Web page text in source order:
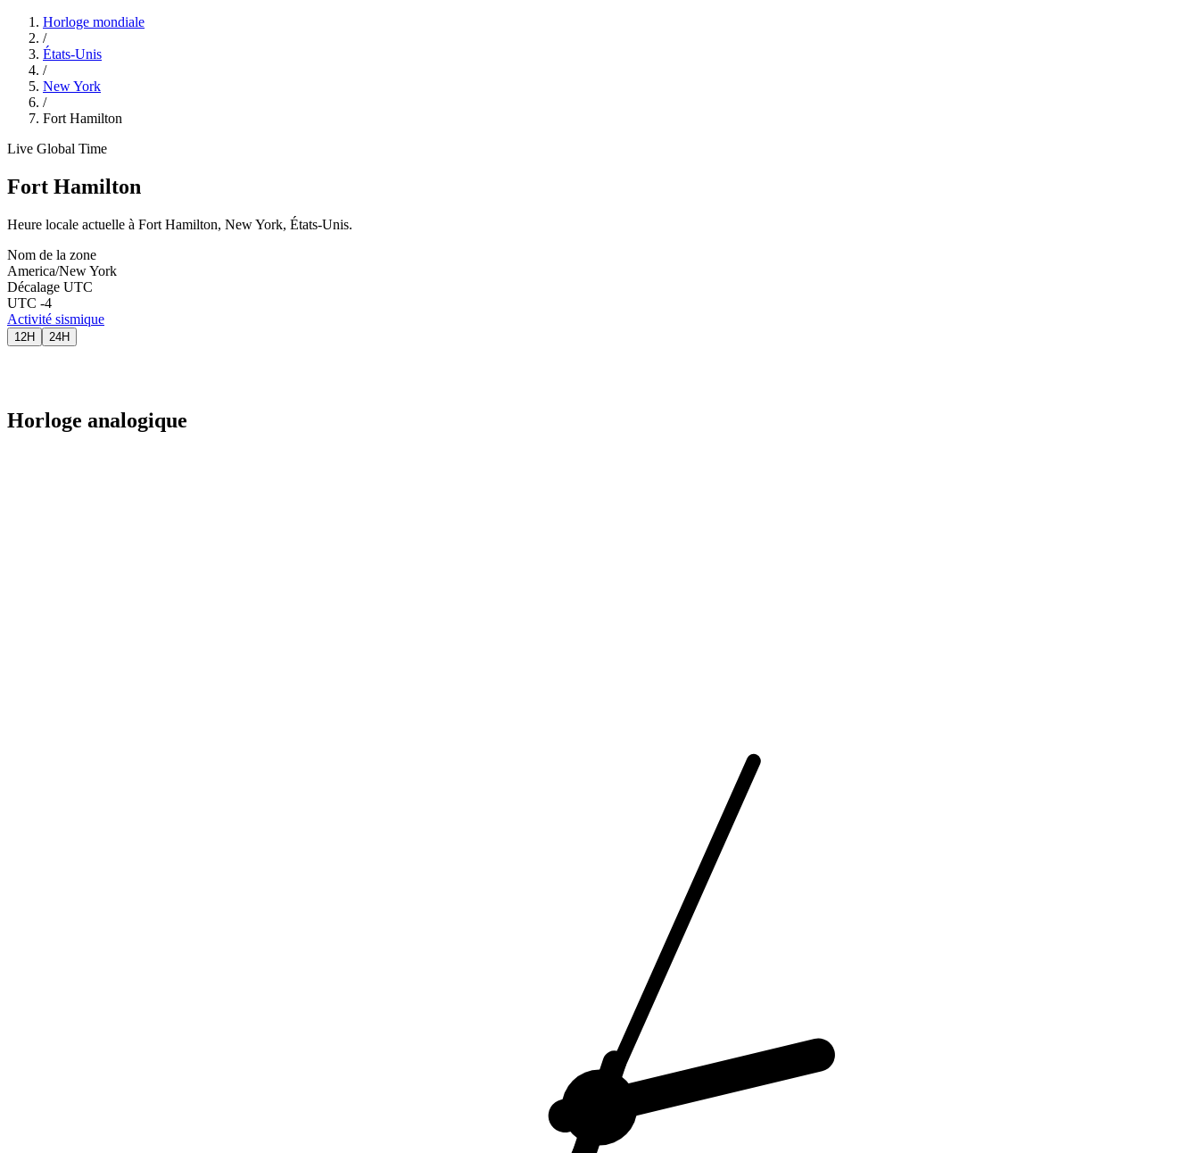
Horloge mondiale
/
États-Unis
/
New York
/
Fort Hamilton
Live Global Time
Fort Hamilton
Heure locale actuelle à Fort Hamilton, New York, États-Unis.
Nom de la zone
America/New York
Décalage UTC
UTC -4
Activité sismique
12H 24H
Horloge analogique